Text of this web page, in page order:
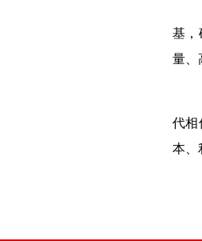
基，
量、
代相
本、